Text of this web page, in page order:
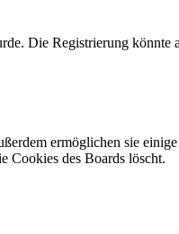
Die Registrierung könnte
ermöglichen sie
Cookies des Boards löscht.